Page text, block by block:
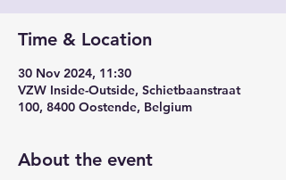
Time & Location
30 Nov 2024, 11:30
VZW Inside-Outside, Schietbaanstraat
100, 8400 Oostende, Belgium
About the event